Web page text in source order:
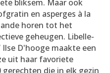
bliksem. Maar ook
en asperges à la
horen tot het
geheugen. Libelle-
Ilse D'hooge maakte een
uit haar favoriete
die in elk gezin